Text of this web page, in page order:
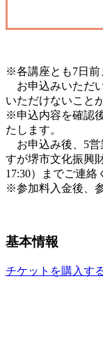
※各講座とも7日前
お申込みいただ
いただけないこと
※申込内容を確認
たします。
お申込み後、5営
すが堺市文化振興
17:30）までご連絡
※参加料入金後、
基本情報
チケットを購入す